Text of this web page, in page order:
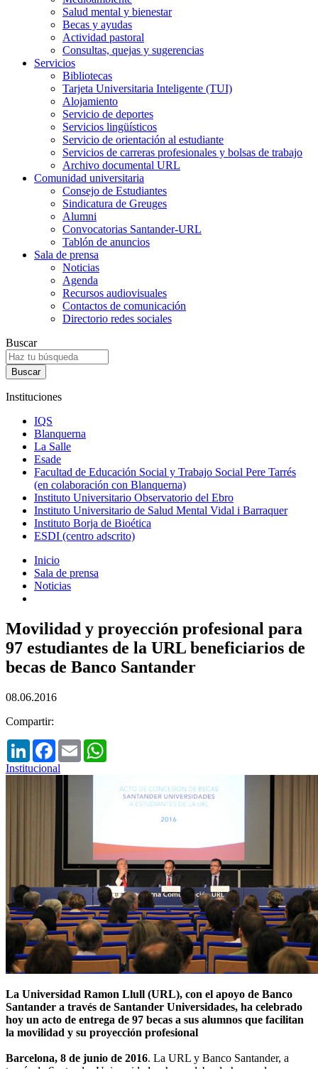
Salud mental y bienestar
Becas y ayudas
Actividad pastoral
Consultas, quejas y sugerencias
Servicios
Bibliotecas
Tarjeta Universitaria Inteligente (TUI)
Alojamiento
Servicio de deportes
Servicios lingüísticos
Servicio de orientación al estudiante
Servicios de carreras profesionales y bolsas de trabajo
Archivo documental URL
Comunidad universitaria
Consejo de Estudiantes
Sindicatura de Greuges
Alumni
Convocatorias Santander-URL
Tablón de anuncios
Sala de prensa
Noticias
Agenda
Recursos audiovisuales
Contactos de comunicación
Directorio redes sociales
Buscar
Instituciones
IQS
Blanquerna
La Salle
Esade
Facultad de Educación Social y Trabajo Social Pere Tarrés
(en colaboración con Blanquerna)
Instituto Universitario Observatorio del Ebro
Instituto Universitario de Salud Mental Vidal i Barraquer
Instituto Borja de Bioética
ESDI (centro adscrito)
Inicio
Sala de prensa
Noticias
Movilidad y proyección profesional para
97 estudiantes de la URL beneficiarios de
becas de Banco Santander
08.06.2016
Compartir:
LinkedInFacebook
Email
Institucional
La Universidad Ramon Llull (URL), con el apoyo de Banco
Santander a través de Santander Universidades, ha celebrado
hoy un acto de entrega de 97 becas a sus alumnos que facilitan
la movilidad y su proyección profesional
Barcelona, ​​8 de junio de 2016. La URL y Banco Santander, a